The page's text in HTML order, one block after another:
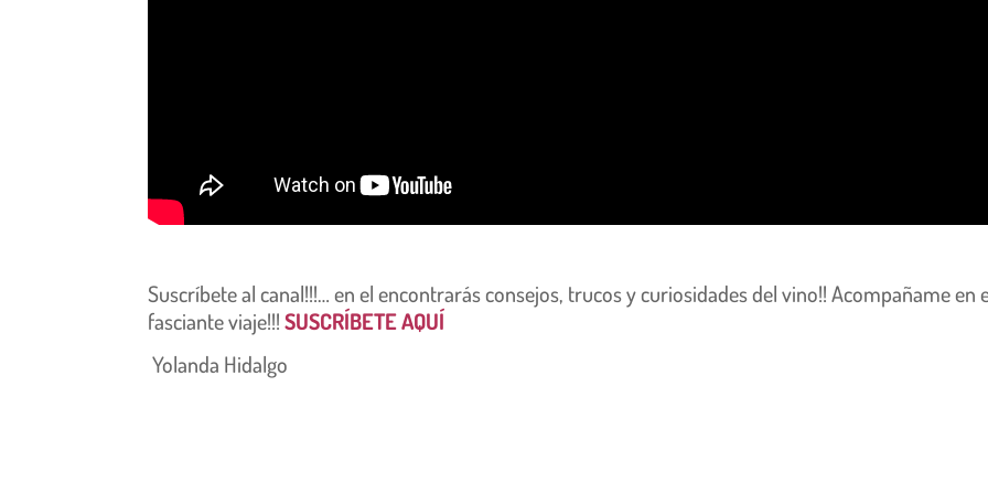
Suscríbete al canal!!!… en el encontrarás consejos, trucos y curiosidades del vino!! Acompañame en
fasciante viaje!!!SUSCRÍBETE AQUÍ
Yolanda Hidalgo